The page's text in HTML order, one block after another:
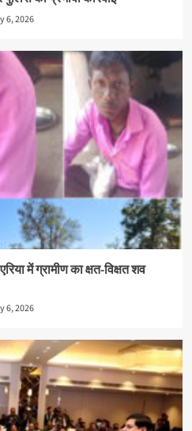
6, 2026
में ग्रामीण का क्षत-विक्षत शव
6, 2026